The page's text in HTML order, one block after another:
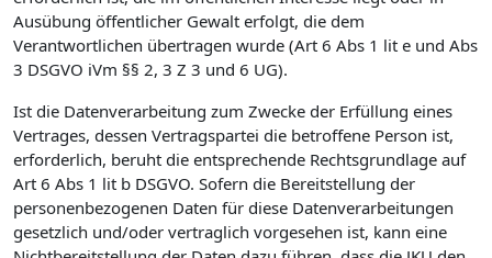
Ausübung öffentlicher Gewalt erfolgt, die dem
Verantwortlichen übertragen wurde (Art 6 Abs 1 lit e und Abs
3 DSGVO iVm §§ 2, 3 Z 3 und 6 UG).
Ist die Datenverarbeitung zum Zwecke der Erfüllung eines
Vertrages, dessen Vertragspartei die betroffene Person ist,
erforderlich, beruht die entsprechende Rechtsgrundlage auf
Art 6 Abs 1 lit b DSGVO. Sofern die Bereitstellung der
personenbezogenen Daten für diese Datenverarbeitungen
gesetzlich und/oder vertraglich vorgesehen ist, kann eine